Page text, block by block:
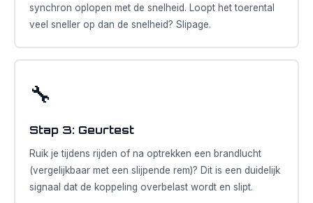
synchron oplopen met de snelheid. Loopt het toerental
veel sneller op dan de snelheid? Slipage.
🔧
Stap 3: Geurtest
Ruik je tijdens rijden of na optrekken een brandlucht
(vergelijkbaar met een slijpende rem)? Dit is een duidelijk
signaal dat de koppeling overbelast wordt en slipt.